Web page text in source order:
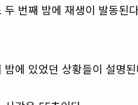
두 번째 밤에 재생이 발동된
밤에 있었던 상황들이 설명